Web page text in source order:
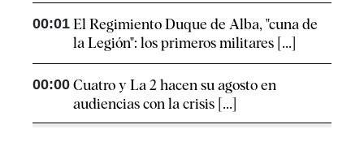
00:01 El Regimiento Duque de Alba, "cuna de
la Legión": los primeros militares [...]
00:00 Cuatro y La 2 hacen su agosto en
audiencias con la crisis [...]